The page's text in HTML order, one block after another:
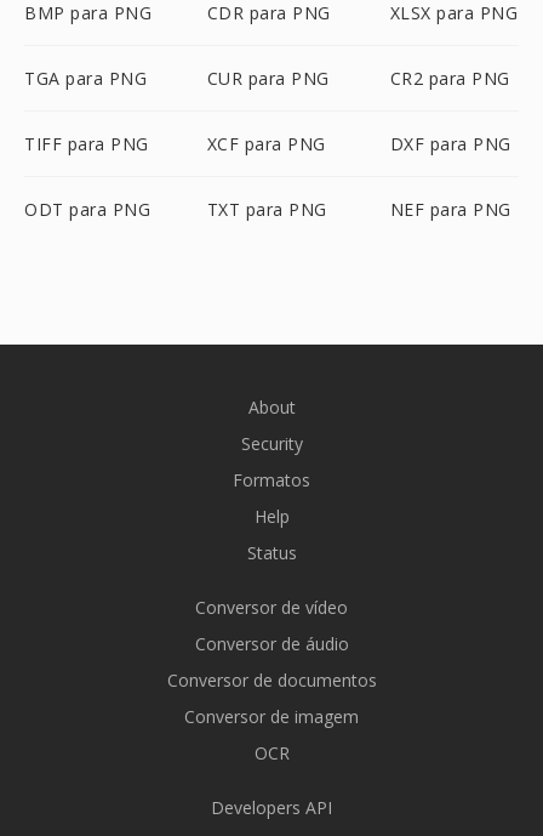
BMP para PNG CDR para PNG XLSX para PNG
TGA para PNG CUR para PNG CR2 para PNG
TIFF para PNG XCF para PNG DXF para PNG
ODT para PNG TXT para PNG NEF para PNG
About
Security
Formatos
Help
Status
Conversor de vídeo
Conversor de áudio
Conversor de documentos
Conversor de imagem
OCR
Developers API